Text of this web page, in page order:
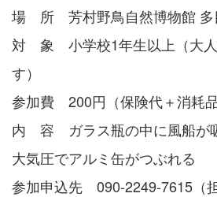
場 所 芳村野鳥自然博物館 多
対 象 小学校1年生以上（大人
す）
参加費 200円（保険代＋消耗品
内 容 ガラス瓶の中に風船が
大気圧でアルミ缶がつぶれる
参加申込先 090-2249-7615（